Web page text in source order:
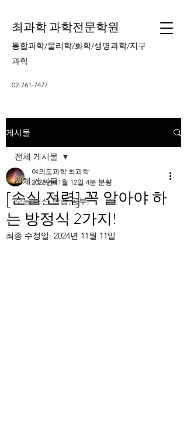
최과학 과학전문학원
통합과학/물리학/화학/생명과학/지구
과학
02-761-7477
게시물
전체 게시물
수능,내신,학습,공부,
전체 게시물
[손실 전력] 꼭 알아야 하
는 방정식 2가지!
여의도과학 최과학
2022년 11월 12일 4분 분량
최종 수정일: 2024년 11월 11일